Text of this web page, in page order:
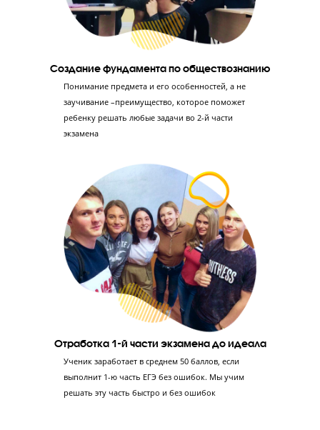
Диагностика знаний
Проводим тестирование в формате ЕГЭ,
консультацию с экспертом ЕГЭ и
профориентацию с психологом – так мы сможем
оценить уровень знаний ученика и его
отношение к учебе